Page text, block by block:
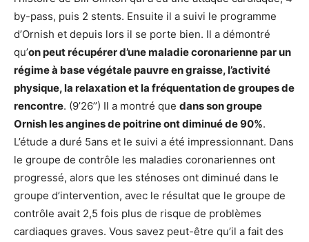
by-pass, puis 2 stents. Ensuite il a suivi le programme
d’Ornish et depuis lors il se porte bien. Il a démontré
qu’on peut récupérer d’une maladie coronarienne par un
régime à base végétale pauvre en graisse, l’activité
physique, la relaxation et la fréquentation de groupes de
rencontre. (9’26’’) Il a montré que dans son groupe
Ornish les angines de poitrine ont diminué de 90%.
L’étude a duré 5ans et le suivi a été impressionnant. Dans
le groupe de contrôle les maladies coronariennes ont
progressé, alors que les sténoses ont diminué dans le
groupe d’intervention, avec le résultat que le groupe de
contrôle avait 2,5 fois plus de risque de problèmes
cardiaques graves. Vous savez peut-être qu’il a fait des